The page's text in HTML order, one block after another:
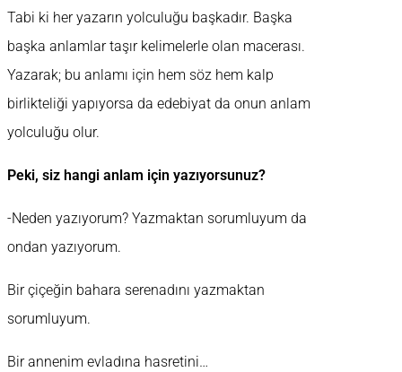
Tabi ki her yazarın yolculuğu başkadır. Başka
başka anlamlar taşır kelimelerle olan macerası.
Yazarak; bu anlamı için hem söz hem kalp
birlikteliği yapıyorsa da edebiyat da onun anlam
yolculuğu olur.
Peki, siz hangi anlam için yazıyorsunuz?
-Neden yazıyorum? Yazmaktan sorumluyum da
ondan yazıyorum.
Bir çiçeğin bahara serenadını yazmaktan
sorumluyum.
Bir annenim evladına hasretini…